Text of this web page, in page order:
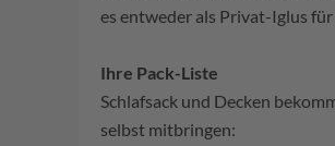
es entweder als Privat-Iglus für
Ihre Pack-Liste
Schlafsack und Decken
selbst mitbringen: